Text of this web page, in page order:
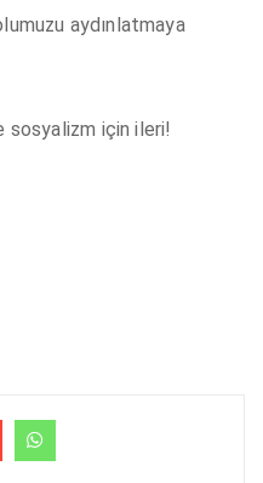
aydınlatmaya
sosyalizm için ileri!